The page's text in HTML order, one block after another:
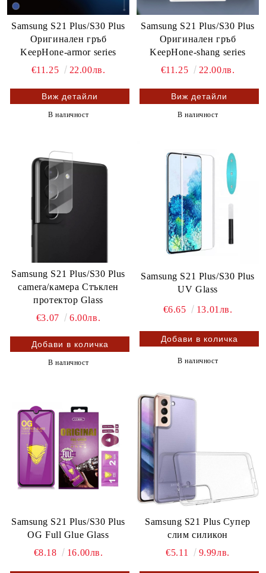
Samsung S21 Plus/S30 Plus
Оригинален гръб
KeepHone-armor series
€11.25
22.00лв.
Виж детайли
В наличност
Samsung S21 Plus/S30 Plus
Оригинален гръб
KeepHone-shang series
€11.25
22.00лв.
Виж детайли
В наличност
Samsung S21 Plus/S30 Plus
camera/камера Стъклен
протектор Glass
€3.07
6.00лв.
В наличност
Samsung S21 Plus/S30 Plus
UV Glass
€6.65 13.01лв.
В наличност
Samsung S21 Plus/S30 Plus
OG Full Glue Glass
€8.18
16.00лв.
Samsung S21 Plus Супер
слим силикон
€5.11
9.99лв.